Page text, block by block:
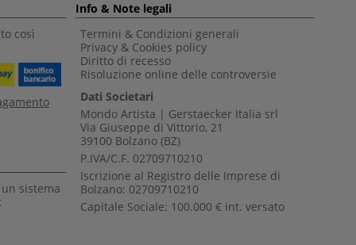
così
Info & Note legali
Termini & Condizioni generali
Privacy & Cookies policy
Diritto di recesso
Risoluzione online delle controversie
Dati Societari
Mondo Artista | Gerstaecker Italia srl
Via Giuseppe di Vittorio, 21
39100 Bolzano (BZ)
P.IVA/C.F. 02709710210
Iscrizione al Registro delle Imprese di
Bolzano: 02709710210
Capitale Sociale: 100.000 € int. versato
sistema